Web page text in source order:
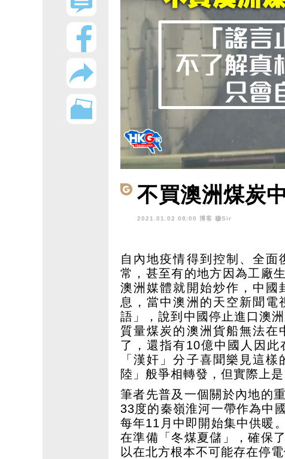
不買澳洲煤炭
2021.01.02 08:00 博客 穆Sir
自內地疫情得到控制、全
常，甚至有的地方因為工廠
澳洲媒體就開始炒作，中國
息，當中澳洲的天空新聞電
語」，說到中國停止進口澳
質量煤炭的澳洲貨船無法在
了，還指有10億中國人因
「漢奸」分子喜聞樂見這
陸」般爭相轉發，但實際上
筆者先普及一個關於內地的
33度的秦嶺淮河一帶作為中
每年11月中即開始集中供暖
在準備「冬煤夏儲」，確保
以在北方根本不可能存在停